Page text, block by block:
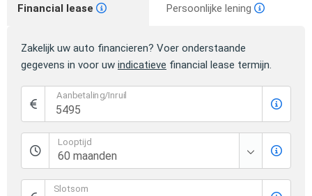
Financial lease Persoonlijke lening
Zakelijk uw auto financieren? Voer onderstaande
gegevens in voor uw indicatieve financial lease termijn.
Aanbetaling/Inruil
Looptijd
Slotsom